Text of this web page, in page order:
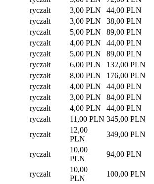
ryczałt 3,00 PLN
44,00 PLN
ryczałt 3,00 PLN
38,00 PLN
ryczałt 5,00 PLN
89,00 PLN
ryczałt 4,00 PLN
44,00 PLN
ryczałt 5,00 PLN
89,00 PLN
ryczałt 6,00 PLN
132,00 PLN
ryczałt 8,00 PLN
176,00 PLN
ryczałt 4,00 PLN
44,00 PLN
ryczałt 3,00 PLN
84,00 PLN
ryczałt 4,00 PLN
44,00 PLN
ryczałt 11,00 PLN 345,00 PLN
ryczałt
12,00
PLN
349,00 PLN
ryczałt
10,00
PLN
94,00 PLN
ryczałt
10,00
PLN
100,00 PLN